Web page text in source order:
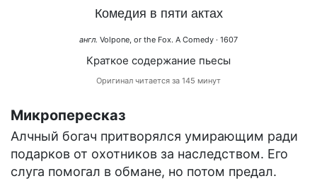
Комедия в пяти актах
англ. Volpone, or the Fox. A Comedy · 1607
Краткое содержание пьесы
Оригинал читается за 145 минут
Микропересказ
Алчный богач притворялся умирающим ради
подарков от охотников за наследством. Его
слуга помогал в обмане, но потом предал.